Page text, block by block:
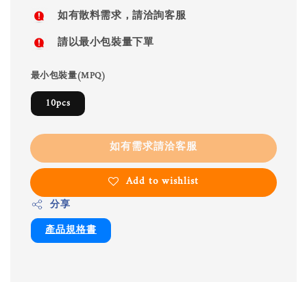
如有散料需求，請洽詢客服
請以最小包裝量下單
最小包裝量(MPQ)
10pcs
如有需求請洽客服
Add to wishlist
分享
產品規格書